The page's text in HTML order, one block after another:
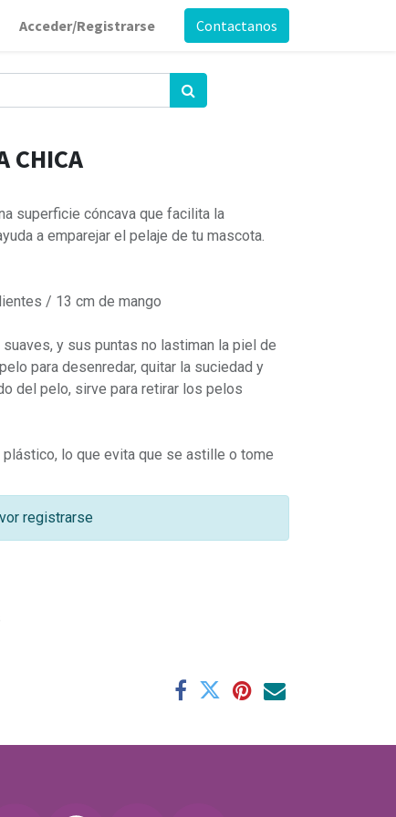
Acceder/Registrarse Contactanos
CHICA
superficie cóncava que facilita la
a emparejar el pelaje de tu mascota.
/ 13 cm de mango
y sus puntas no lastiman la piel de
para desenredar, quitar la suciedad y
del pelo, sirve para retirar los pelos
lo que evita que se astille o tome
registrarse